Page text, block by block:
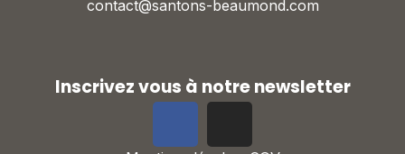
contact@santons-beaumond.com
Inscrivez vous à notre newsletter